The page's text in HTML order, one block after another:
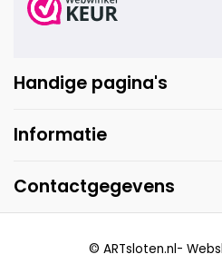
Handige pagina's
Informatie
Contactgegevens
© ARTsloten.nl-